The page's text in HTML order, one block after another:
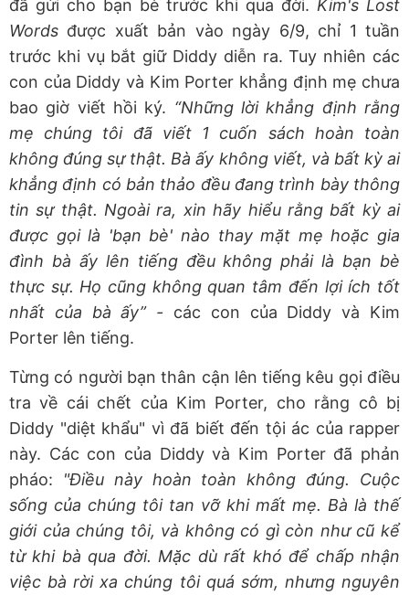
đã gửi cho bạn bè trước khi qua đời. Kim's Lost
Words được xuất bản vào ngày 6/9, chỉ 1 tuần
trước khi vụ bắt giữ Diddy diễn ra. Tuy nhiên các
con của Diddy và Kim Porter khẳng định mẹ chưa
bao giờ viết hồi ký. “Những lời khẳng định rằng
mẹ chúng tôi đã viết 1 cuốn sách hoàn toàn
không đúng sự thật. Bà ấy không viết, và bất kỳ ai
khẳng định có bản thảo đều đang trình bày thông
tin sự thật. Ngoài ra, xin hãy hiểu rằng bất kỳ ai
được gọi là 'bạn bè' nào thay mặt mẹ hoặc gia
đình bà ấy lên tiếng đều không phải là bạn bè
thực sự. Họ cũng không quan tâm đến lợi ích tốt
nhất của bà ấy” - các con của Diddy và Kim
Porter lên tiếng.
Từng có người bạn thân cận lên tiếng kêu gọi điều
tra về cái chết của Kim Porter, cho rằng cô bị
Diddy "diệt khẩu" vì đã biết đến tội ác của rapper
này. Các con của Diddy và Kim Porter đã phản
pháo:
"Điều này hoàn toàn không đúng. Cuộc
sống của chúng tôi tan vỡ khi mất mẹ. Bà là thế
giới của chúng tôi, và không có gì còn như cũ kể
từ khi bà qua đời. Mặc dù rất khó để chấp nhận
việc bà rời xa chúng tôi quá sớm, nhưng nguyên